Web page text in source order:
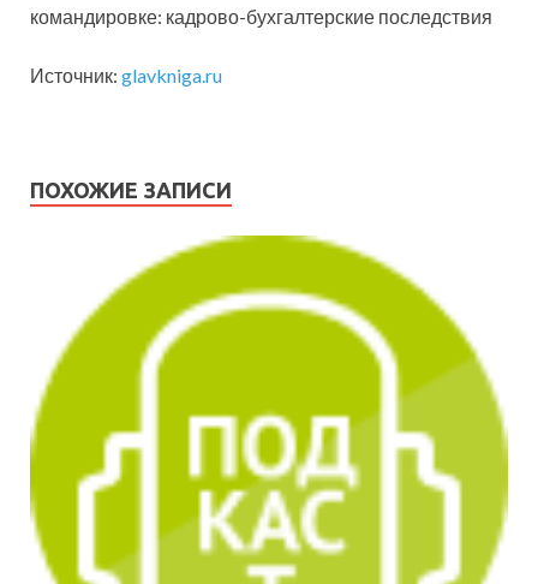
командировке: кадрово-бухгалтерские последствия
Источник: glavkniga.ru
ПОХОЖИЕ ЗАПИСИ